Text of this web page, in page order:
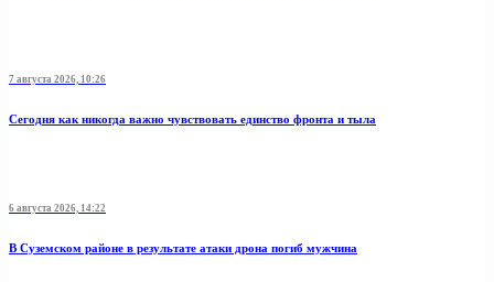
7 августа 2026, 10:26
Сегодня как никогда важно чувствовать единство фронта и тыла
6 августа 2026, 14:22
В Суземском районе в результате атаки дрона погиб мужчина